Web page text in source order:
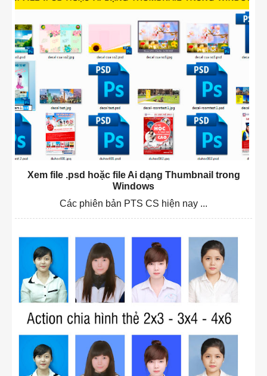
Xem file .psd hoặc file Ai dạng Thumbnail trong
Windows
Các phiên bản PTS CS hiện nay ...